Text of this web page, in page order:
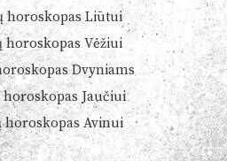
horoskopas Liūtui
horoskopas Vėžiui
Dvyniams
horoskopas Jaučiui
horoskopas Avinui